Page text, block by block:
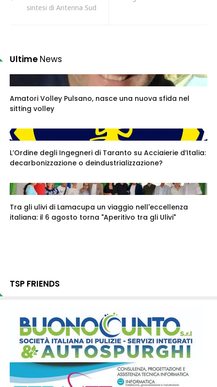
sintesi di Antenna Sud
Ultime News
Amatori Volley Pulsano, nasce una nuova sfida nel
sitting volley
L’Ordine degli Ingegneri di Taranto su Acciaierie d’Italia:
decarbonizzazione o deindustrializzazione?
Tra gli ulivi di Lamacupa un viaggio nell'eccellenza
italiana: il 6 agosto torna "Aperitivo tra gli Ulivi"
TSP FRIENDS